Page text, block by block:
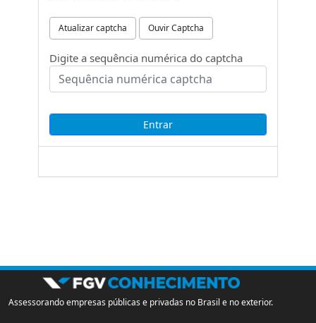
Atualizar captcha Ouvir Captcha
Digite a sequência numérica do captcha
Assessorando empresas públicas e privadas no Brasil e no exterior.